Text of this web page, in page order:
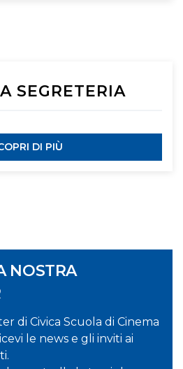
SEGRETERIA
DI PIÙ
NOSTRA
di Civica Scuola di Cinema
le news e gli inviti ai